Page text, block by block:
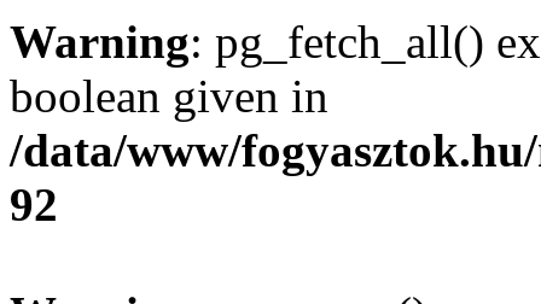
Warning: pg_fetch_all()
boolean given in
/data/www/
92